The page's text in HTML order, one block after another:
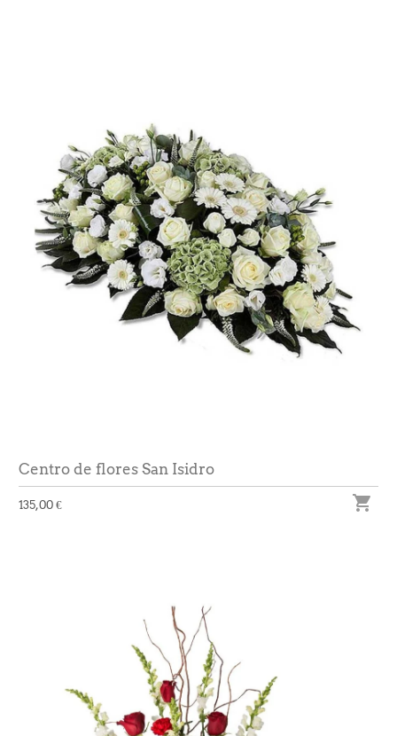
Centro de flores San Isidro
135,00 € 